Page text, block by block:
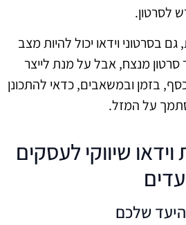
לסרטון.
בסרטוני וידאו יכול להיות מצב
סרטון מנצח, אבל על מנת לייצר
בזמן ובמשאבים, כדאי להתכונן
על המזל.
שיווקי לעסקים
שלכם